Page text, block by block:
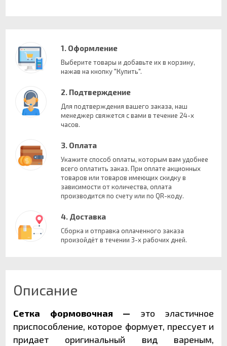
1. Оформление
Выберите товары и добавьте их в корзину,
нажав на кнопку "Купить".
2. Подтверждение
Для подтверждения вашего заказа, наш
менеджер свяжется с вами в течение 24-х
часов.
3. Оплата
Укажите способ оплаты, которым вам удобнее
всего оплатить заказ. При оплате акционных
товаров или товаров имеющих скидку в
зависимости от количества, оплата
производится по счету или по QR-коду.
4. Доставка
Сборка и отправка оплаченного заказа
произойдёт в течении 3-х рабочих дней.
Описание
Сетка формовочная — это эластичное
приспособление, которое формует, прессует и
придает оригинальный вид вареным,